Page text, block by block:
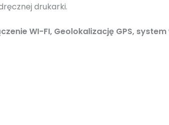
drukarki.
WI-FI, Geolokalizację GPS,